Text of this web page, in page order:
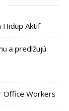
Hidup Aktif
a predlžujú
Office Workers